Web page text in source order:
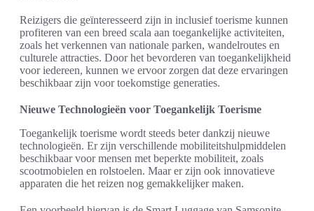
Reizigers die geïnteresseerd zijn in inclusief toerisme kunnen
profiteren van een breed scala aan toegankelijke activiteiten,
zoals het verkennen van nationale parken, wandelroutes en
culturele attracties. Door het bevorderen van toegankelijkheid
voor iedereen, kunnen we ervoor zorgen dat deze ervaringen
beschikbaar zijn voor toekomstige generaties.
Nieuwe Technologieën voor Toegankelijk Toerisme
Toegankelijk toerisme wordt steeds beter dankzij nieuwe
technologieën. Er zijn verschillende mobiliteitshulpmiddelen
beschikbaar voor mensen met beperkte mobiliteit, zoals
scootmobielen en rolstoelen. Maar er zijn ook innovatieve
apparaten die het reizen nog gemakkelijker maken.